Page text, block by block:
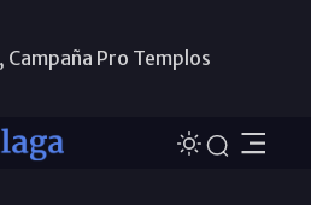
Campaña Pro Templos